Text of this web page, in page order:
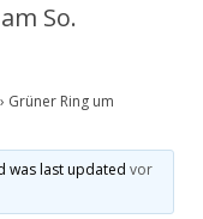
So.
› Grüner Ring um
was last updatedvor